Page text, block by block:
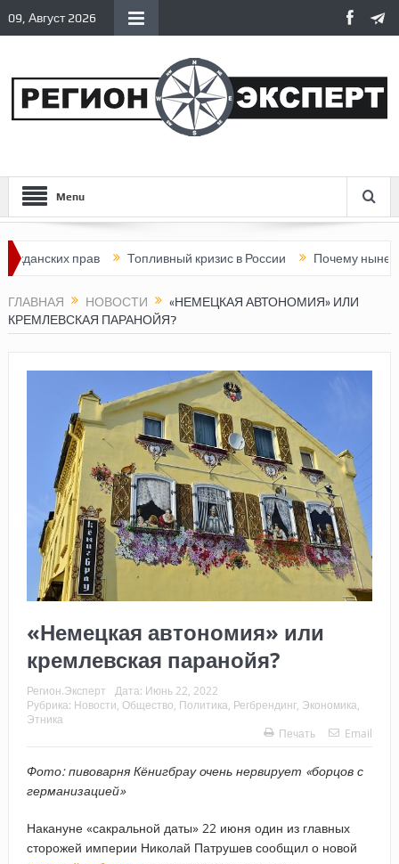
09, Август 2026
Menu
прав Топливный кризис в России Почему нынешняя
ГЛАВНАЯ НОВОСТИ
«НЕМЕЦКАЯ АВТОНОМИЯ» ИЛИ
КРЕМЛЕВСКАЯ ПАРАНОЙЯ?
«Немецкая автономия» или
кремлевская паранойя?
Регион.Эксперт Дата: Июнь 22, 2022
Рубрика: Новости Общество Политика Регбрендинг, Экономика
Этника
Печать
Email
Фото: пивоварня Кёнигбрау очень нервирует «борцов с
германизацией»
Накануне «сакральной даты» 22 июня один из главных
сторожей империи Николай Патрушев сообщил о новой